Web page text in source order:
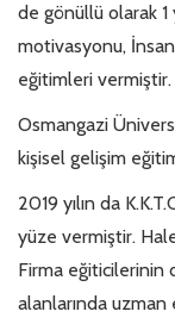
de gönüllü olarak
motivasyonu,
eğitimleri vermiştir.
Osmangazi
kişisel gelişim
2019 yılın da
yüze vermiştir.
Firma eğiticilerinin
alanlarında